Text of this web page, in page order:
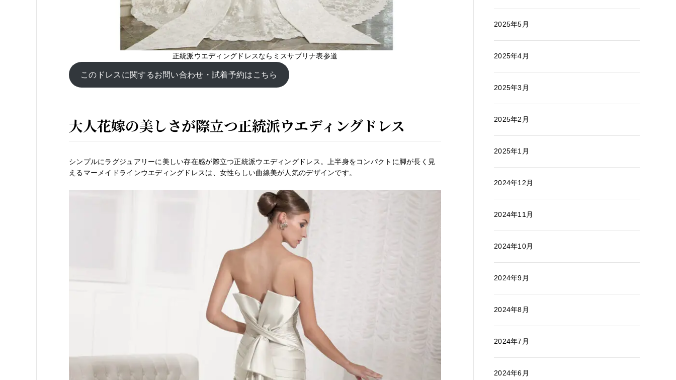
正統派ウエディングドレスならミスサブリナ表参道
このドレスに関するお問い合わせ・試着予約はこちら
大人花嫁の美しさが際立つ正統派ウエディングドレス
シンプルにラグジュアリーに美しい存在感が際立つ正統派ウエディングドレス。上半身をコンパクトに脚が長く見
えるマーメイドラインウエディングドレスは、女性らしい曲線美が人気のデザインです。
2025年5月
2025年4月
2025年3月
2025年2月
2025年1月
2024年12月
2024年11月
2024年10月
2024年9月
2024年8月
2024年7月
2024年6月